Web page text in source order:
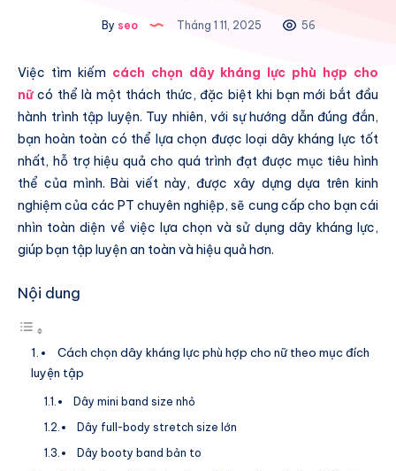
By seo Tháng 1 11, 2025 56
Việc tìm kiếm cách chọn dây kháng lực phù hợp cho
nữcó thể là một thách thức, đặc biệt khi bạn mới bắt đầu
hành trình tập luyện. Tuy nhiên, với sự hướng dẫn đúng đắn,
bạn hoàn toàn có thể lựa chọn được loại dây kháng lực tốt
nhất, hỗ trợ hiệu quả cho quá trình đạt được mục tiêu hình
thể của mình. Bài viết này, được xây dựng dựa trên kinh
nghiệm của các PT chuyên nghiệp, sẽ cung cấp cho bạn cái
nhìn toàn diện về việc lựa chọn và sử dụng dây kháng lực,
giúp bạn tập luyện an toàn và hiệu quả hơn.
Nội dung
Cách chọn dây kháng lực phù hợp cho nữ theo mục đích
luyện tập
Dây mini band size nhỏ
Dây full-body stretch size lớn
Dây booty band bản to